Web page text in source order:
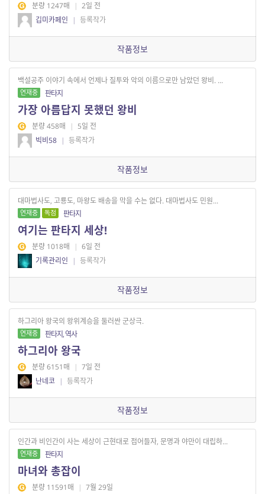
분량 1247매 | 2일 전
깁미카페인
| 등록작가
작품정보
백설공주 이야기 속에서 언제나 질투와 악의 이름으로만 남았던 왕비. ...
연재중 판타지
가장 아름답지 못했던 왕비
분량 458매 | 5일 전
빅비58 | 등록작가
작품정보
대마법사도, 고룡도, 마왕도 배송을 막을 수는 없다. 대마법사도 민원...
연재중 독점 판타지
여기는 판타지 세상!
분량 1018매 | 6일 전
기록관리인
| 등록작가
작품정보
하그리아 왕국의 왕위계승을 둘러싼 군상극.
연재중 판타지, 역사
하그리아 왕국
분량 6151매 | 7일 전
난네코 | 등록작가
작품정보
인간과 비인간이 사는 세상이 근현대로 접어들자, 문명과 야만이 대립하...
연재중 판타지
마녀와 총잡이
분량 11591매 | 7월 29일